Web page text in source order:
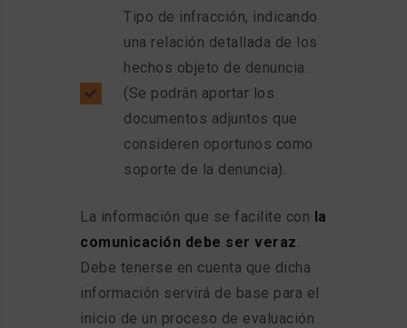
Tipo de infracción, indicando
una relación detallada de los
hechos objeto de denuncia.
(Se podrán aportar los
documentos adjuntos que
consideren oportunos como
soporte de la denuncia).
La información que se facilite con la
comunicación debe ser veraz
Debe tenerse en cuenta que dicha
información servirá de base para el
inicio de un proceso de evaluación